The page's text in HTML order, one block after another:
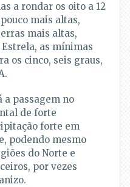
a rondar os oito a 12
mais altas,
mais altas,
as mínimas
os cinco, seis graus,
a passagem no
de forte
forte em
podendo mesmo
do Norte e
por vezes